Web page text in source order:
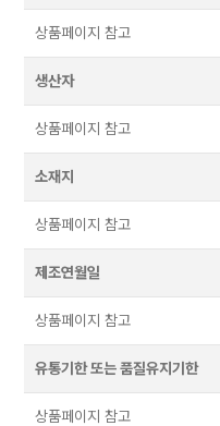
상품페이지 참고
생산자
상품페이지 참고
소재지
상품페이지 참고
제조연월일
상품페이지 참고
유통기한 또는 품질유지기한
상품페이지 참고